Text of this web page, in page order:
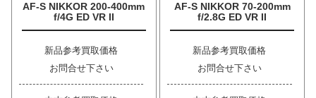
AF-S NIKKOR 200-400mm
f/4G ED VR II
新品参考買取価格
お問合せ下さい
AF-S NIKKOR 70-200mm
f/2.8G ED VR II
新品参考買取価格
お問合せ下さい